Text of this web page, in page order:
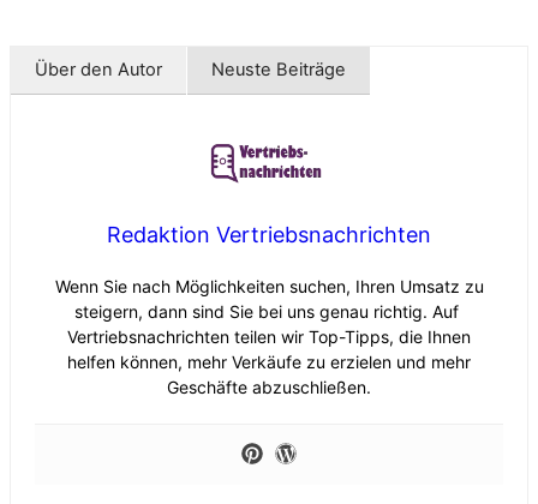
Über den Autor Neuste Beiträge
Redaktion Vertriebsnachrichten
Wenn Sie nach Möglichkeiten suchen, Ihren Umsatz zu
steigern, dann sind Sie bei uns genau richtig. Auf
Vertriebsnachrichten teilen wir Top-Tipps, die Ihnen
helfen können, mehr Verkäufe zu erzielen und mehr
Geschäfte abzuschließen.